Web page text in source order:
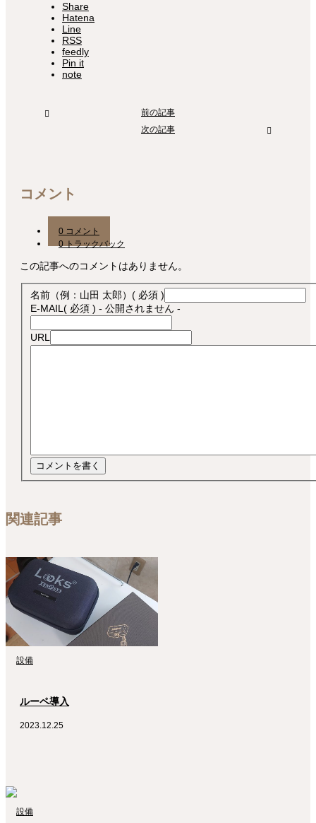
Share
Hatena
Line
RSS
feedly
Pin it
note
前の記事
次の記事
コメント
0 コメント
0 トラックバック
この記事へのコメントはありません。
名前（例：山田 太郎） ( 必須 )
E-MAIL ( 必須 ) - 公開されません -
URL
関連記事
設備
ルーペ導入
2023.12.25
設備